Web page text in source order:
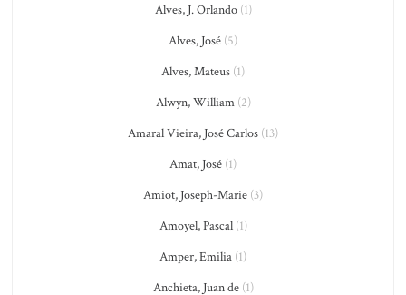
Alves, J. Orlando(1)
Alves, José (5)
Alves, Mateus (1)
Alwyn, William(2)
Amaral Vieira, José Carlos (13)
Amat, José (1)
Amiot, Joseph-Marie (3)
Amoyel, Pascal(1)
Amper, Emilia (1)
Anchieta, Juan de(1)